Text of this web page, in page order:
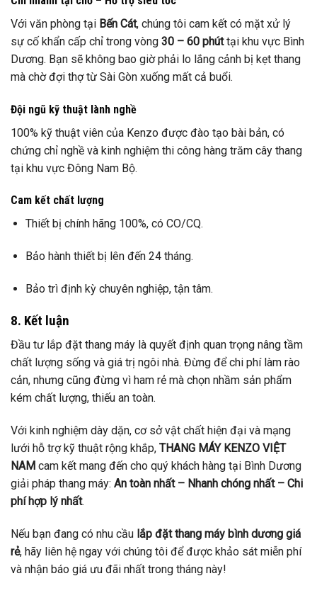
Với văn phòng tại Bến Cát, chúng tôi cam kết có mặt xử lý
sự cố khẩn cấp chỉ trong vòng 30 – 60 phúttại khu vực Bình
Dương. Bạn sẽ không bao giờ phải lo lắng cảnh bị kẹt thang
mà chờ đợi thợ từ Sài Gòn xuống mất cả buổi.
Đội ngũ kỹ thuật lành nghề
100% kỹ thuật viên của Kenzo được đào tạo bài bản, có
chứng chỉ nghề và kinh nghiệm thi công hàng trăm cây thang
tại khu vực Đông Nam Bộ.
Cam kết chất lượng
Thiết bị chính hãng 100%, có CO/CQ.
Bảo hành thiết bị lên đến 24 tháng.
Bảo trì định kỳ chuyên nghiệp, tận tâm.
8. Kết luận
Đầu tư lắp đặt thang máy là quyết định quan trọng nâng tầm
chất lượng sống và giá trị ngôi nhà. Đừng để chi phí làm rào
cản, nhưng cũng đừng vì ham rẻ mà chọn nhầm sản phẩm
kém chất lượng, thiếu an toàn.
Với kinh nghiệm dày dặn, cơ sở vật chất hiện đại và mạng
lưới hỗ trợ kỹ thuật rộng khắp, THANG MÁY KENZO VIỆT
NAM cam kết mang đến cho quý khách hàng tại Bình Dương
giải pháp thang máy: An toàn nhất – Nhanh chóng nhất – Chi
phí hợp lý nhất.
Nếu bạn đang có nhu cầu lắp đặt thang máy bình dương giá
rẻ, hãy liên hệ ngay với chúng tôi để được khảo sát miễn phí
và nhận báo giá ưu đãi nhất trong tháng này!